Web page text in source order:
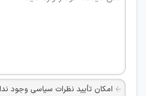
امکان تأیید نظرات سیاسی وجود